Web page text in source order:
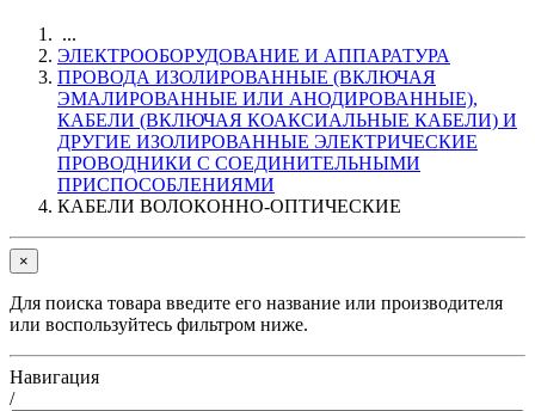
...
ЭЛЕКТРООБОРУДОВАНИЕ И АППАРАТУРА
ПРОВОДА ИЗОЛИРОВАННЫЕ (ВКЛЮЧАЯ
ЭМАЛИРОВАННЫЕ ИЛИ АНОДИРОВАННЫЕ),
КАБЕЛИ (ВКЛЮЧАЯ КОАКСИАЛЬНЫЕ КАБЕЛИ) И
ДРУГИЕ ИЗОЛИРОВАННЫЕ ЭЛЕКТРИЧЕСКИЕ
ПРОВОДНИКИ С СОЕДИНИТЕЛЬНЫМИ
ПРИСПОСОБЛЕНИЯМИ
КАБЕЛИ ВОЛОКОННО-ОПТИЧЕСКИЕ
×
Для поиска товара введите его название или производителя
или воспользуйтесь фильтром ниже.
Навигация
/